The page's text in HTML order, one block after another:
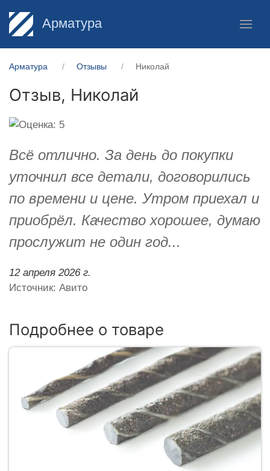
Арматура
Арматура Отзывы Николай
Отзыв, Николай
Всё отлично. За день до покупки
уточнил все детали, договорились
по времени и цене. Утром приехал и
приобрёл. Качество хорошее, думаю
прослужит не один год...
12 апреля 2026 г.
Источник: Авито
Подробнее о товаре